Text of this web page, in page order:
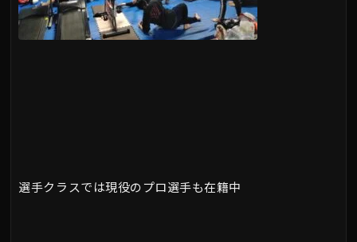
選手クラスでは現役のプロ選手も在籍中